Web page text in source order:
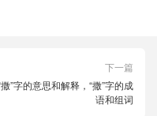
下一篇
撒”字的意思和解释，“撒”字的成
语和组词